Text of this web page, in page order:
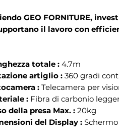
GEO FORNITURE,
il lavoro con
totale : 4.7m
artiglio : 360 gradi
: Telecamera per
: Fibra di carbonio
della presa Max. : 20kg
del Display :